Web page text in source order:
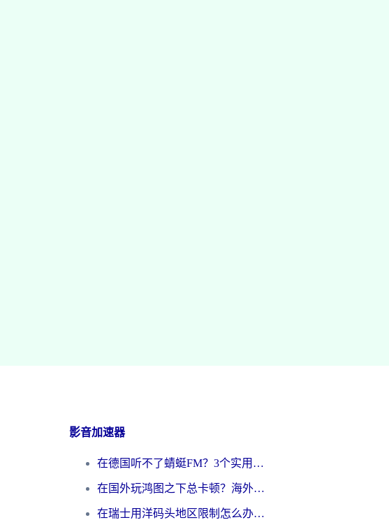
影音加速器
在德国听不了蜻蜓FM？3个实用技巧帮你解锁国内影音自由
在国外玩鸿图之下总卡顿？海外党追剧听歌的3个实用解决方案
在瑞士用洋码头地区限制怎么办？海外华人必看的回国加速全攻略